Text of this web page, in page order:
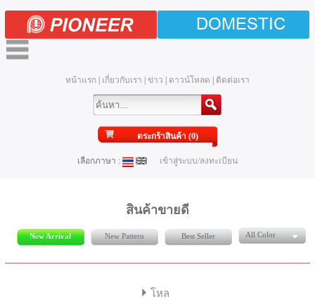
DOMESTIC
หน้าแรก| เกี่ยวกับเรา ข่าว ดาวน์โหลด ติดต่อเรา
ตระกร้าสินค้า (0)
เลือกภาษา : เข้าสู่ระบบ/ลงทะเบียน
สินค้าขายดี
New Arrival New Pattern Best Seller All Color
โหล